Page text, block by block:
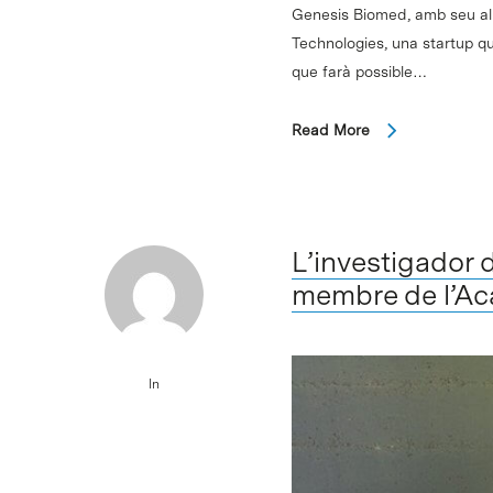
Genesis Biomed, amb seu
Technologies, una startup
que farà possible…
Read More
In
L’investigador
membre de